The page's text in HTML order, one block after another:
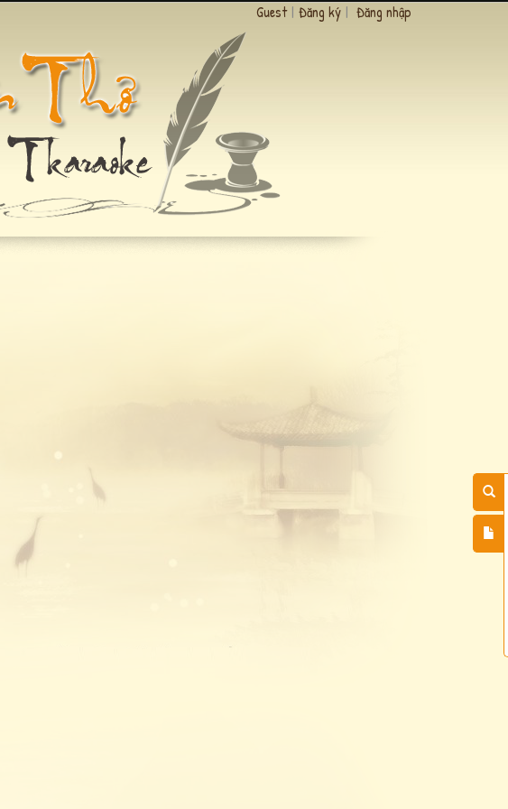
Guest | Đăng ký | Đăng nhập